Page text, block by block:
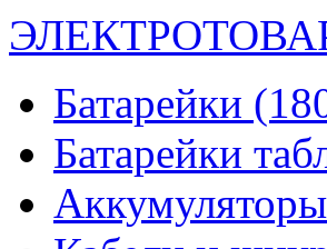
Батарейки
Батарейки
Аккумуляторы